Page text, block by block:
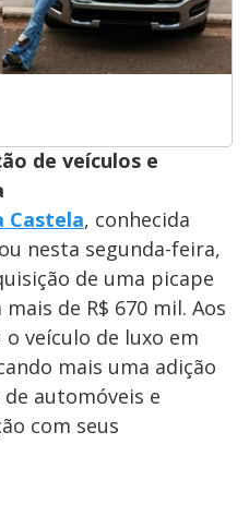
de veículos e
Castela, conhecida
nesta segunda-feira,
de uma picape
de R$ 670 mil. Aos
veículo de luxo em
mais uma adição
automóveis e
com seus